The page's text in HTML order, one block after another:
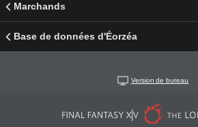
Marchands
Base de données d'Éorzéa
Version de bureau